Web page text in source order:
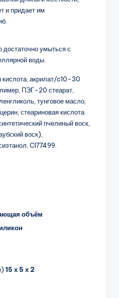
и придает им
достаточно умыться с
воды.
кислота, акрилат/c10-30
ПЭГ-20 стеарат,
тунговое масло,
стеариновая кислота
пчелиный воск,
воск),
Cl77499.
объём
15 х 5 х 2